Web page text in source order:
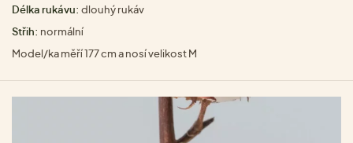
Délka rukávu: dlouhý rukáv
Střih: normální
Model/ka měří 177 cm a nosí velikost M